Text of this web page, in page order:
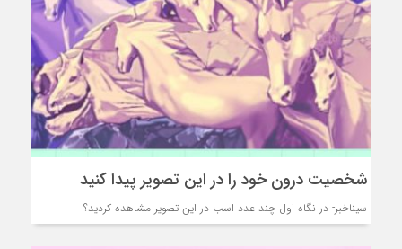
شخصیت درون خود را در این تصویر پیدا کنید
سیناخبر- در نگاه اول چند عدد اسب در این تصویر مشاهده کردید؟